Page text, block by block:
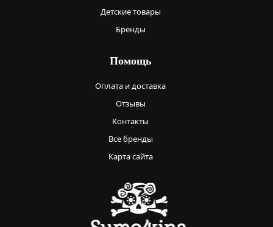
Детские товары
Бренды
Помощь
Оплата и доставка
Отзывы
Контакты
Все бренды
Карта сайта